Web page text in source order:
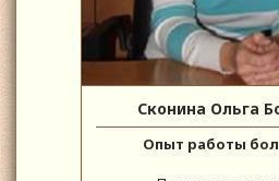
Сконина Ольга
Опыт работы